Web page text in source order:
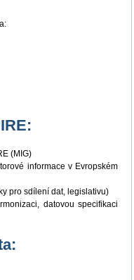
(MIG)
informace v Evropském
pro sdílení dat, legislativu)
datovou specifikaci